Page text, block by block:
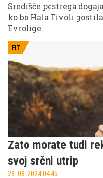
Središče pestrega
ko bo Hala Tivoli
Evrolige.
FIT
Zato morate tudi
svoj srčni utrip
28. 08. 2024 04.45